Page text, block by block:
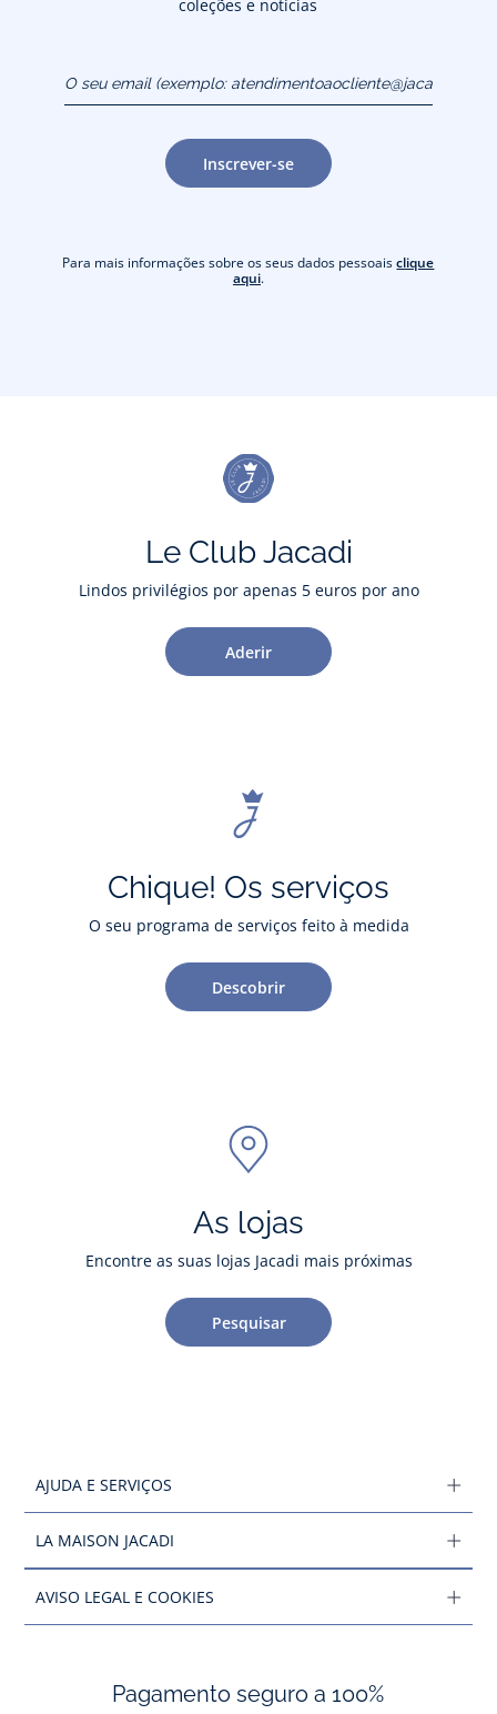
coleções e notícias
atendimentoaocliente@jacadi.pt)
Inscrever-se
Para mais informações sobre os seus dados pessoaisclique
aqui.
Le Club Jacadi
Lindos privilégios por apenas 5 euros por ano
Aderir
Chique! Os serviços
O seu programa de serviços feito à medida
Descobrir
As lojas
Encontre as suas lojas Jacadi mais próximas
Pesquisar
AJUDA E SERVIÇOS
LA MAISON JACADI
AVISO LEGAL E COOKIES
Pagamento seguro a 100%